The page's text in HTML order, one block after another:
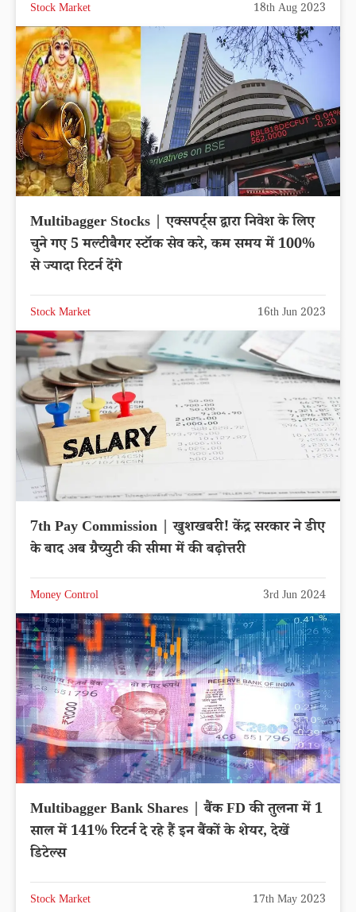
Stock Market 18th Aug 2023
Multibagger Stocks | एक्सपर्ट्स द्वारा निवेश के लिए
चुने गए 5 मल्टीबैगर स्टॉक सेव करे, कम समय में 100%
से ज्यादा रिटर्न देंगे
Stock Market 16th Jun 2023
7th Pay Commission | खुशखबरी! केंद्र सरकार ने डीए
के बाद अब ग्रैच्युटी की सीमा में की बढ़ोत्तरी
Money Control 3rd Jun 2024
Multibagger Bank Shares | बैंक FD की तुलना में 1
साल में 141% रिटर्न दे रहे हैं इन बैंकों के शेयर, देखें
डिटेल्स
Stock Market 17th May 2023